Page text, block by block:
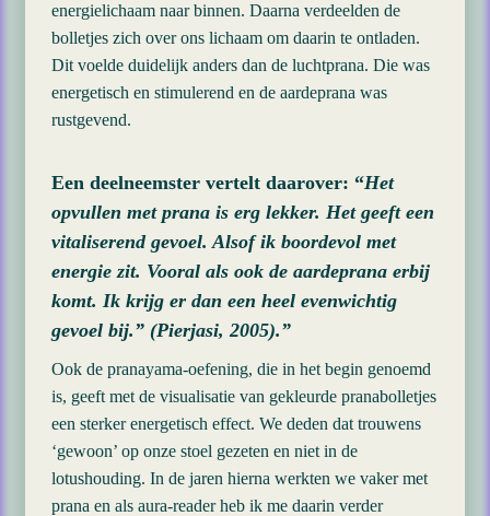
energielichaam naar binnen. Daarna verdeelden de
bolletjes zich over ons lichaam om daarin te ontladen.
Dit voelde duidelijk anders dan de luchtprana. Die was
energetisch en stimulerend en de aardeprana was
rustgevend.
Een deelneemster vertelt daarover: “Het
opvullen met prana is erg lekker. Het geeft een
vitaliserend gevoel. Alsof ik boordevol met
energie zit. Vooral als ook de aardeprana erbij
komt. Ik krijg er dan een heel evenwichtig
gevoel bij.” (Pierjasi, 2005).”
Ook de pranayama-oefening, die in het begin genoemd
is, geeft met de visualisatie van gekleurde pranabolletjes
een sterker energetisch effect. We deden dat trouwens
‘gewoon’ op onze stoel gezeten en niet in de
lotushouding. In de jaren hierna werkten we vaker met
prana en als aura-reader heb ik me daarin verder